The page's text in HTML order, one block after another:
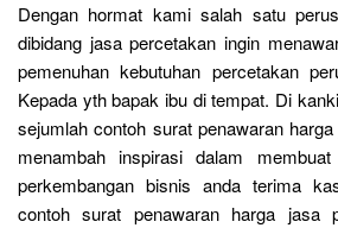
Dengan hormat kami salah satu
dibidang jasa percetakan ingin
pemenuhan kebutuhan percetakan
Kepada yth bapak ibu di tempat. Di
sejumlah contoh surat penawaran
menambah inspirasi dalam
perkembangan bisnis anda terima
contoh surat penawaran harga jasa